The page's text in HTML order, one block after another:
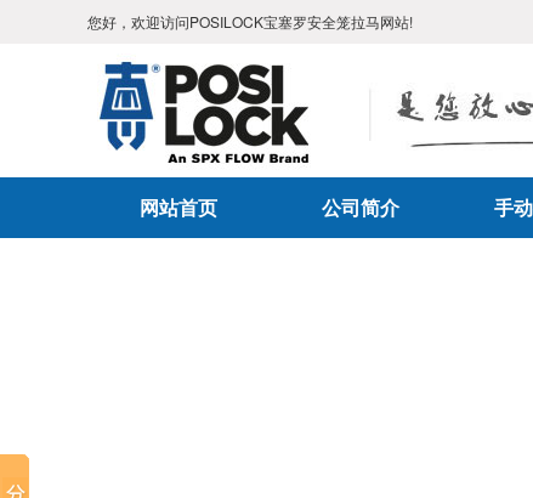
您好，欢迎访问POSILOCK宝塞罗安全笼拉马网站!
网站首页 公司简介 手